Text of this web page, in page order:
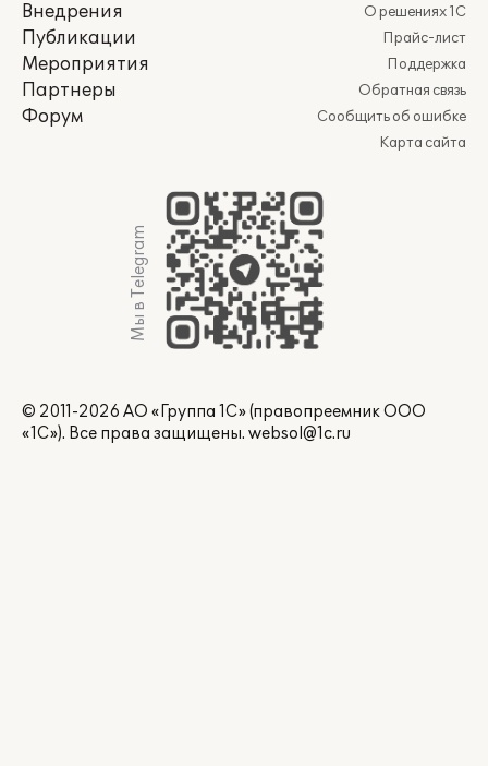
Внедрения
Публикации
Мероприятия
Партнеры
Форум
О решениях 1С
Прайс-лист
Поддержка
Обратная связь
Сообщить об ошибке
Карта сайта
Мы в Telegram
© 2011-2026 АО «Группа 1С» (правопреемник ООО
«1С»). Все права защищены. websol@1c.ru